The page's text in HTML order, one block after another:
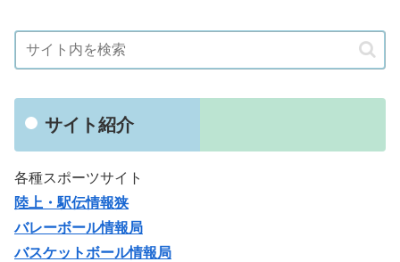
サイト紹介
各種スポーツサイト
陸上・駅伝情報狭
バレーボール情報局
バスケットボール情報局